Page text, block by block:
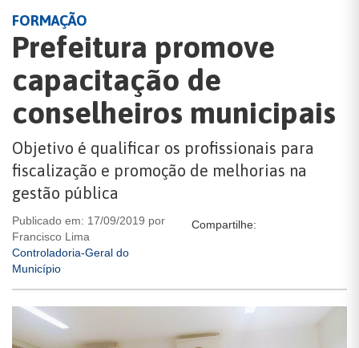
FORMAÇÃO
Prefeitura promove
capacitação de
conselheiros municipais
Objetivo é qualificar os profissionais para
fiscalização e promoção de melhorias na
gestão pública
Publicado em: 17/09/2019 por
Francisco Lima
Controladoria-Geral do
Município
Compartilhe: